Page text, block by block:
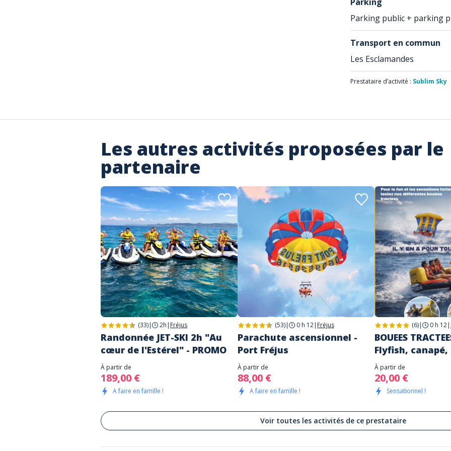
Parking public + parking
Transport en commun
Les Esclamandes
Prestataire d’activité : Sublim Sky
Les autres activités proposées par le
partenaire
(33)| 2h | Fréjus
Randonnée JET-SKI 2h "Au
cœur de l'Estérel" - PROMO
À partir de
189,00 €
A faire en famille !
(53)| 0 h 12| Fréjus
Parachute ascensionnel -
Port Fréjus
À partir de
88,00 €
A faire en famille !
(6)| 0 h 12|
BOUEES
Flyfish,
À partir de
20,00 €
Sensationnel !
Voir toutes les activités de ce prestataire